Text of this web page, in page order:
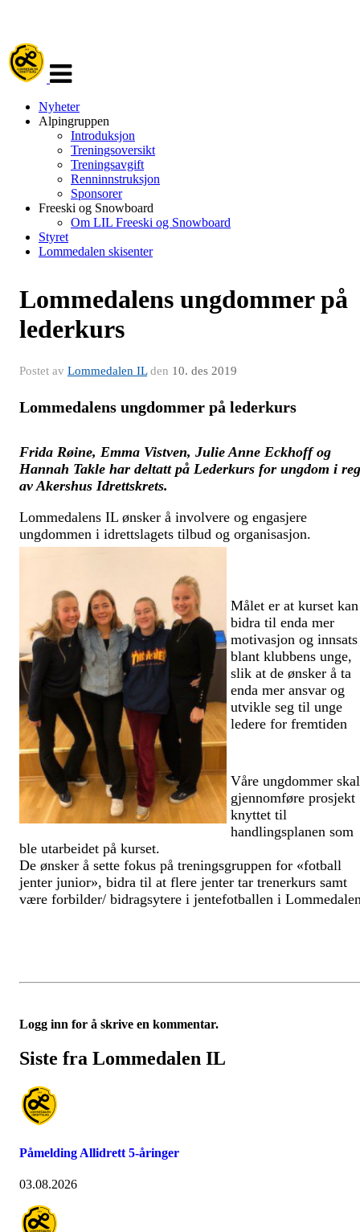
navigasjon
Nyheter
Alpingruppen
Introduksjon
Treningsoversikt
Treningsavgift
Renninnstruksjon
Sponsorer
Freeski og Snowboard
Om LIL Freeski og Snowboard
Styret
Lommedalen skisenter
Lommedalens ungdommer på
lederkurs
Postet av Lommedalen ILden 10. des 2019
Lommedalens ungdommer på lederkurs
Frida Røine, Emma Vistven, Julie Anne Eckhoff og
Hannah Takle har deltatt på Lederkurs for ungdom i
av Akershus Idrettskrets.
Lommedalens IL ønsker å involvere og engasjere
ungdommen i idrettslagets tilbud og organisasjon.
Målet er at kurset kan
bidra til enda mer
motivasjon og innsats
blant klubbens unge,
slik at de ønsker å ta
enda mer ansvar og
utvikle seg til unge
ledere for fremtiden
Våre ungdommer skal
gjennomføre prosjekt
knyttet til
handlingsplanen som
ble utarbeidet på kurset.
De ønsker å sette fokus på treningsgruppen for «fotball
jenter junior», bidra til at flere jenter tar trenerkurs samt
være forbilder/ bidragsytere i jentefotballen i
Logg inn for å skrive en kommentar.
Siste fra Lommedalen IL
Påmelding Allidrett 5-åringer
03.08.2026